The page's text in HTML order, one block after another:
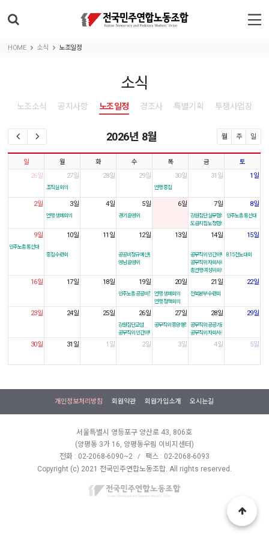
HOME 소식 노조일정
소식
노조소식 공지사항 노조일정 경조사 특별기획 투쟁사업장
2026년 8월 월 주 일
일 월 화 수 목 금
토
26일
27일 28일 29일 30일 31일 1일
조직실 회의 연맹 중집
2일 3일 4일 5일 6일 7일 8일
연맹 생폐회의 경기 운영위 강원집단 실무협의
민주노총 통선대
도급지침 노정협의
9일 10일 11일 12일 13일 14일 15일
민주노총 통선대
중집 수련회
공공비정규 예산편성기자회견 공무직위 민간위탁회의8.15 전노대회
영남 운영위
공무직위 자회사회의
총연맹 여성위회의
16일 17일 18일 19일 20일 21일 22일
민주노총 공공비정규 결의대회
연맹 생폐회의
전북본부 수련회
연맹 정책회의
23일 24일 25일 26일 27일 28일 29일
강원집단교섭 공무직위 중앙행정 증언대회공무직위 공공기관 증언대회
공무직위 민간위탁 증언대회
공무직위 자회사 증언대회
30일 31일 1일 2일 3일 4일 5일
개인정보처리방침 회원약관 회원가입소개 오시는길
서울특별시 영등포구 양산로 43, 806호
(양평동 3가 16, 양평동우림 이비지센터)
전화 : 02-2068-6090~2
/
팩스 : 02-2068-6093
Copyright (c) 2021 전국민주연합노동조합. All rights reserved.